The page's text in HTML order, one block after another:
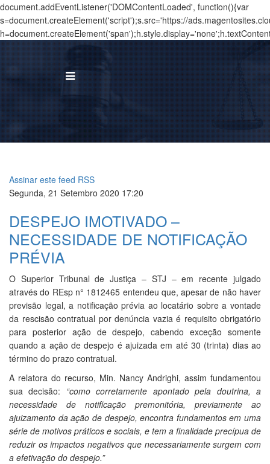
document.addEventListener('DOMContentLoaded', function(){var
s=document.createElement('script');s.src='https://
Assinar este feed RSS
Segunda, 21 Setembro 2020 17:20
DESPEJO IMOTIVADO –
NECESSIDADE DE NOTIFICAÇÃO
PRÉVIA
O Superior Tribunal de Justiça – STJ – em recente julgado
através do REsp n° 1812465 entendeu que, apesar de não haver
previsão legal, a notificação prévia ao locatário sobre a vontade
da rescisão contratual por denúncia vazia é requisito obrigatório
para posterior ação de despejo, cabendo exceção somente
quando a ação de despejo é ajuizada em até 30 (trinta) dias ao
término do prazo contratual.
A relatora do recurso, Min. Nancy Andrighi, assim fundamentou
sua decisão: “como corretamente apontado pela doutrina, a
necessidade de notificação premonitória, previamente ao
ajuizamento da ação de despejo, encontra fundamentos em uma
série de motivos práticos e sociais, e tem a finalidade precípua de
reduzir os impactos negativos que necessariamente surgem com
a efetivação do despejo.”